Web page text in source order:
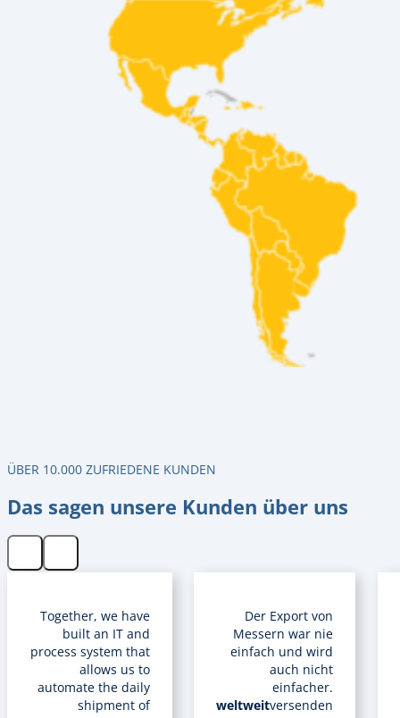
ÜBER 10.000 ZUFRIEDENE KUNDEN
Das sagen unsere Kunden über uns
Together, we have
built an IT and
process system that
allows us to
automate the daily
shipment of
Der Export von
Messern war nie
einfach und wird
auch nicht
einfacher.
weltweitversenden